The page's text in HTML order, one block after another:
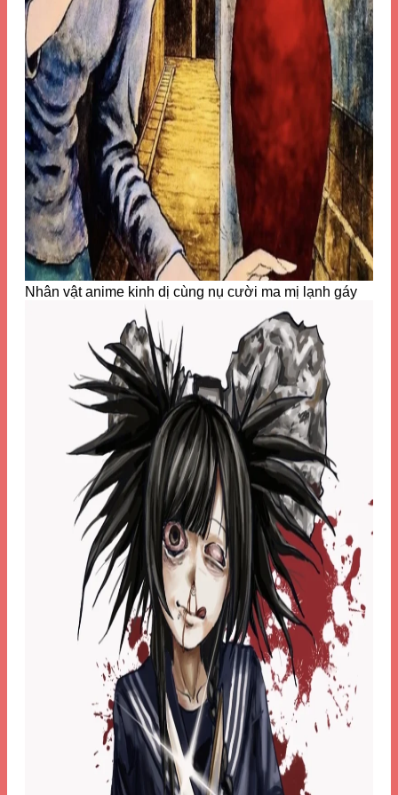
Nhân vật anime kinh dị cùng nụ cười ma mị lạnh gáy